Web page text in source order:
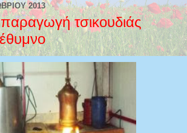
2013
τσικουδιάς